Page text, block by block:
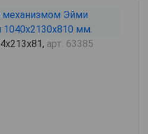
арт. 63385